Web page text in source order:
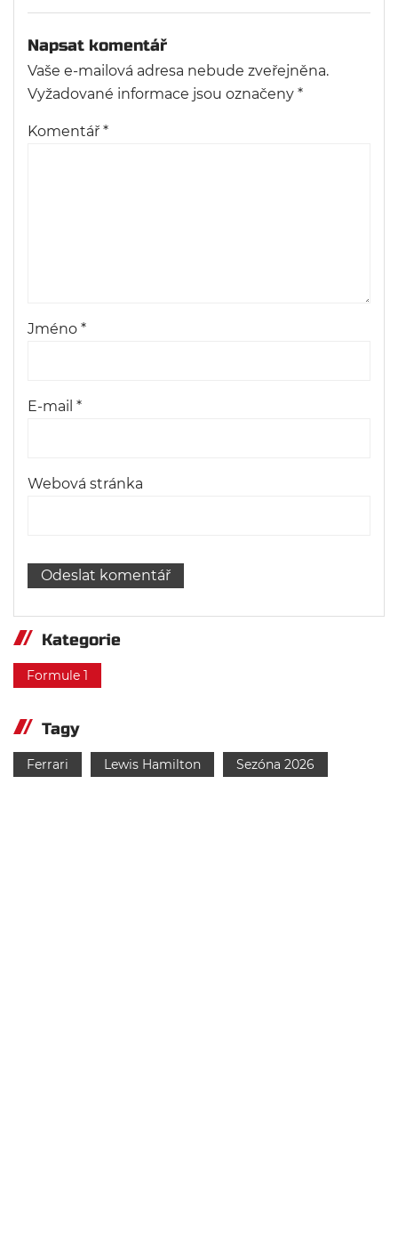
Napsat komentář
Vaše e-mailová adresa nebude zveřejněna.
Vyžadované informace jsou označeny *
Komentář *
Jméno *
E-mail *
Webová stránka
Kategorie
Formule 1
Tagy
Ferrari Lewis Hamilton Sezóna 2026